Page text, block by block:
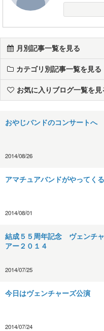
月別記事一覧を見る
カテゴリ別記事一覧を見る
お気に入りブログ一覧を見
おやじバンドのコンサートへ
2014/08/26
アマチュアバンドがやってくる
2014/08/01
結成５５周年記念 ヴェンチ
アー２０１４
2014/07/25
今日はヴェンチャーズ公演
2014/07/24